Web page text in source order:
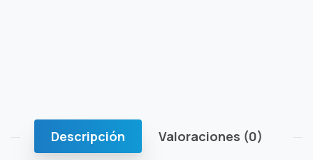
Descripción Valoraciones (0)